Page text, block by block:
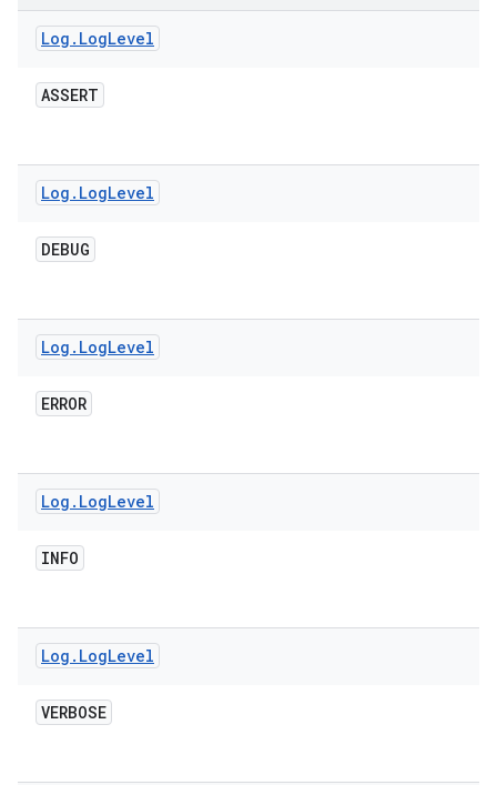
Log . LogLevel
ASSERT
Log . LogLevel
DEBUG
Log . LogLevel
ERROR
Log . LogLevel
INFO
Log . LogLevel
VERBOSE